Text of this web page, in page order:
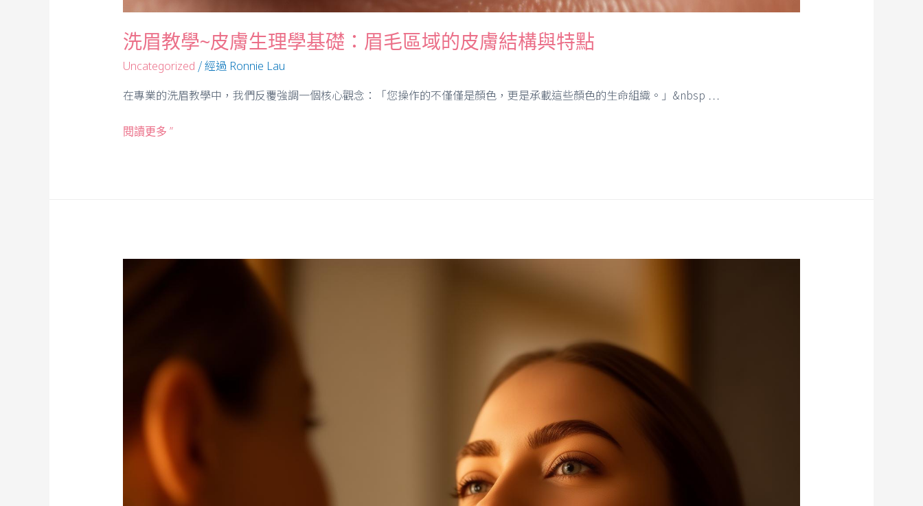
洗眉教學~皮膚生理學基礎：眉毛區域的皮膚結構與特點
Uncategorized / 經過 Ronnie Lau
在專業的洗眉教學中，我們反覆強調一個核心觀念：「您操作的不僅僅是顏色，更是承載這些顏色的生命組織。」&nbsp …
閱讀更多 ”